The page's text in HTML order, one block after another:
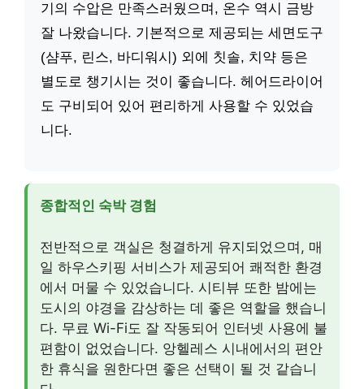
기의 수압은 만족스러웠으며, 온수 역시 금방
잘 나왔습니다. 기본적으로 제공되는 세면도구
(샴푸, 린스, 바디워시) 외에 칫솔, 치약 등은
별도로 챙기시는 것이 좋습니다. 헤어드라이어
도 구비되어 있어 편리하게 사용할 수 있었습
니다.
종합적인 숙박 경험
전반적으로 객실은 청결하게 유지되었으며, 매
일 하우스키핑 서비스가 제공되어 쾌적한 환경
에서 머물 수 있었습니다. 시티뷰 또한 밤에는
도시의 야경을 감상하는 데 좋은 역할을 했습니
다. 무료 Wi-Fi도 잘 작동되어 인터넷 사용에 불
편함이 없었습니다. 앙헬레스 시내에서의 편안
한 휴식을 원한다면 좋은 선택이 될 것 같습니